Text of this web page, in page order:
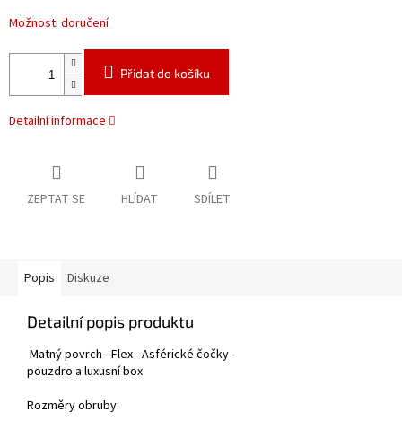
Možnosti doručení
Přidat do košíku
Detailní informace
ZEPTAT SE HLÍDAT SDÍLET
Popis Diskuze
Detailní popis produktu
Matný povrch - Flex - Asférické čočky -
pouzdro a luxusní box
Rozměry obruby: